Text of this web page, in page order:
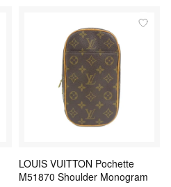
LOUIS VUITTON Pochette
M51870 Shoulder Monogram